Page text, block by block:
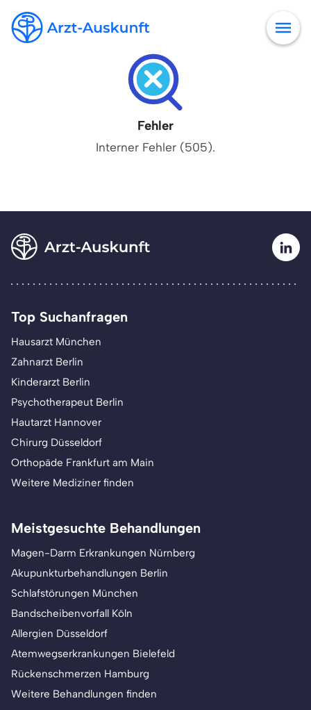
Fehler
Interner Fehler (505).
Top Suchanfragen
Hausarzt München
Zahnarzt Berlin
Kinderarzt Berlin
Psychotherapeut Berlin
Hautarzt Hannover
Chirurg Düsseldorf
Orthopäde Frankfurt am Main
Weitere Mediziner finden
Meistgesuchte Behandlungen
Magen-Darm Erkrankungen Nürnberg
Akupunkturbehandlungen Berlin
Schlafstörungen München
Bandscheibenvorfall Köln
Allergien Düsseldorf
Atemwegserkrankungen Bielefeld
Rückenschmerzen Hamburg
Weitere Behandlungen finden